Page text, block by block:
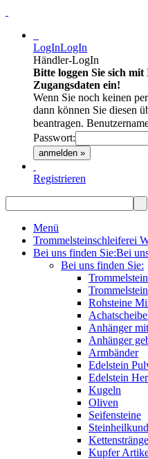
LogInLogIn
Händler-LogIn
Bitte loggen Sie sich
Zugangsdaten ein!
Wenn Sie noch keinen
dann können Sie diesen
beantragen.
Passwort:
anmelden »
Registrieren
Menü
Trommelsteinschleiferei
Bei uns finden Sie:Bei
Bei uns finden Sie:
Rohsteine
Anhänger
Anhänger
Armbänder
Edelstein
Edelstein
Kugeln
Oliven
Seifensteine
Kettenstränge
Kupfer